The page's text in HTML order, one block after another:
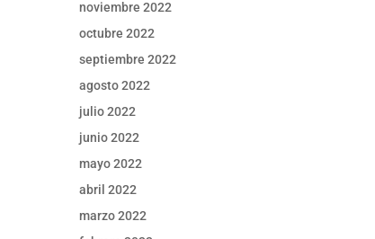
noviembre 2022
octubre 2022
septiembre 2022
agosto 2022
julio 2022
junio 2022
mayo 2022
abril 2022
marzo 2022